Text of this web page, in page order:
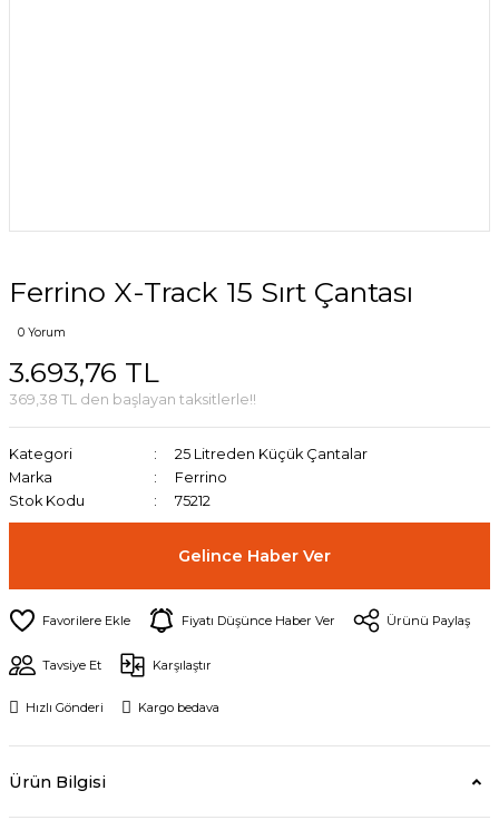
Ferrino X-Track 15 Sırt Çantası
0 Yorum
3.693,76 TL
369,38 TL den başlayan taksitlerle!!
Kategori
25 Litreden Küçük Çantalar
Marka
Ferrino
Stok Kodu
75212
Gelince Haber Ver
Fiyatı Düşünce Haber Ver Ürünü Paylaş
Tavsiye Et Karşılaştır
Hızlı Gönderi Kargo bedava
Ürün Bilgisi